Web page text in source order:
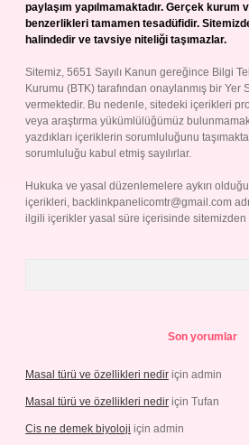
paylaşım yapılmamaktadır. Gerçek kurum
benzerlikleri tamamen tesadüfidir.
halindedir ve tavsiye niteliği taşımazlar.
Sitemiz, 5651 Sayılı Kanun gereğince Bilgi
Kurumu (BTK) tarafından onaylanmış bir Yer
vermektedir. Bu nedenle, sitedeki içerikleri
veya araştırma yükümlülüğümüz
yazdıkları içeriklerin sorumluluğunu
sorumluluğu kabul etmiş sayılırlar.
Hukuka ve yasal düzenlemelere aykırı
içerikleri, backlinkpanelicomtr@gmail.com
ilgili içerikler yasal süre içerisinde sitemizden
Son yorumlar
Masal türü ve özellikleri nedir için admin
Masal türü ve özellikleri nedir için Tufan
Cis ne demek biyoloji için admin